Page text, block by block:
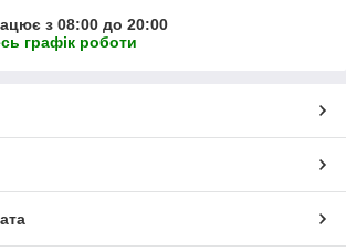
з 08:00 до 20:00
графік роботи